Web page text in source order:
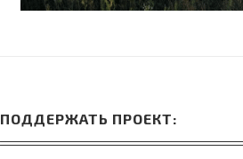
ПОДДЕРЖАТЬ ПРОЕКТ: